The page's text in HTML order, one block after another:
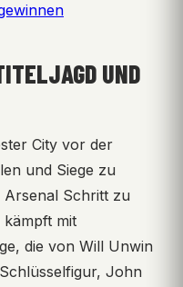
UND
City vor der
und Siege zu
Schritt zu
kämpft mit
die von Will Unwin
John